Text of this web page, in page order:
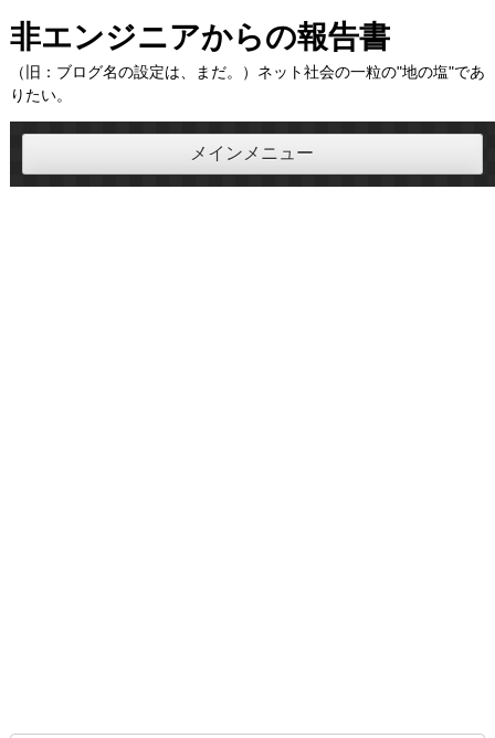
コ
ン
テ
ン
ツ
ス
非エンジニアからの報告書
（旧：ブログ名の設定は、まだ。）ネット社会の一粒の"地の塩"であ
りたい。
メインメニュー